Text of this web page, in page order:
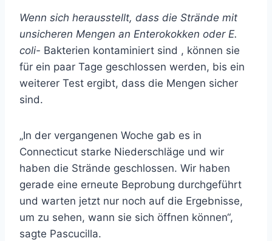
Wenn sich herausstellt, dass die Strände mit
unsicheren Mengen an Enterokokken oder E.
coli- Bakterien kontaminiert sind , können sie
für ein paar Tage geschlossen werden, bis ein
weiterer Test ergibt, dass die Mengen sicher
sind.
„In der vergangenen Woche gab es in
Connecticut starke Niederschläge und wir
haben die Strände geschlossen. Wir haben
gerade eine erneute Beprobung durchgeführt
und warten jetzt nur noch auf die Ergebnisse,
um zu sehen, wann sie sich öffnen können“,
sagte Pascucilla.